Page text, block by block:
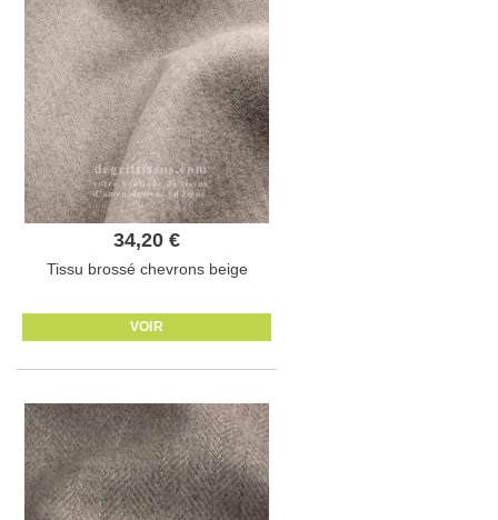
34,20 €
Tissu brossé chevrons beige
VOIR